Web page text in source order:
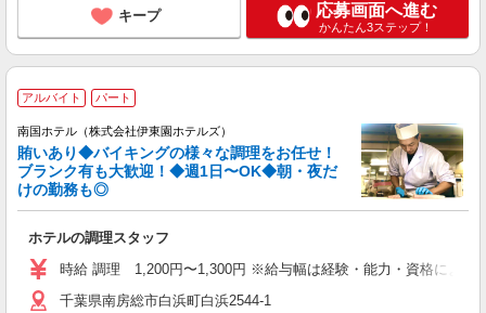
キープ 応募画面へ進む
かんたん3ステップ！
アルバイト パート
南国ホテル（株式会社伊東園ホテルズ）
賄いあり◆バイキングの様々な調理をお任せ！
ブランク有も大歓迎！◆週1日〜OK◆朝・夜だ
けの勤務も◎
ホテルの調理スタッフ
時給 調理 1,200円〜1,300円 ※給与幅は経験・能力・資格による
千葉県南房総市白浜町白浜2544-1